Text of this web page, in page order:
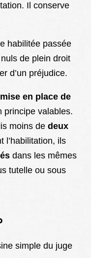
Il conserve
habilitée passée
de plein droit
d’un préjudice.
en place de
principe valables.
moins de deux
l’habilitation, ils
dans les mêmes
tutelle ou sous
simple du juge